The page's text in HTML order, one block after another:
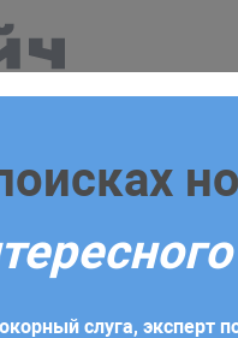
VS Code Debugger for
сотрудничества
коммерческое
слуга, эксперт